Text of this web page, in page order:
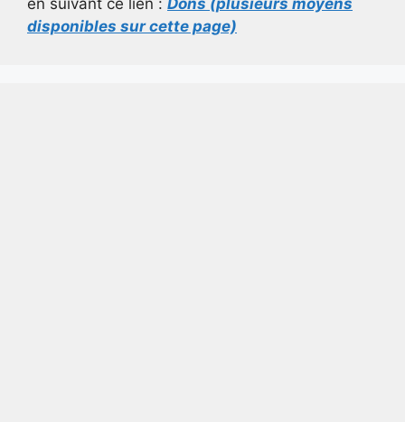
disponibles sur cette page)